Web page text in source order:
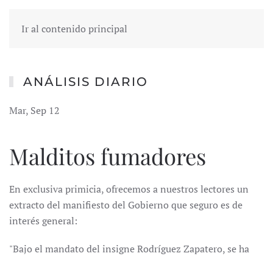
Ir al contenido principal
ANÁLISIS DIARIO
Mar, Sep 12
Malditos fumadores
En exclusiva primicia, ofrecemos a nuestros lectores un
extracto del manifiesto del Gobierno que seguro es de
interés general:
"Bajo el mandato del insigne Rodríguez Zapatero, se ha